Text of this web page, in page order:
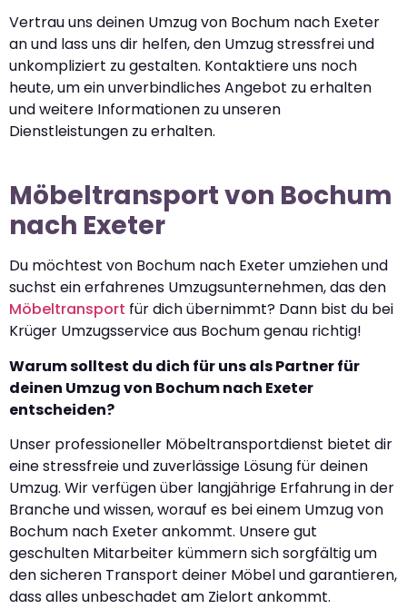
Vertrau uns deinen Umzug von Bochum nach Exeter
an und lass uns dir helfen, den Umzug stressfrei und
unkompliziert zu gestalten. Kontaktiere uns noch
heute, um ein unverbindliches Angebot zu erhalten
und weitere Informationen zu unseren
Dienstleistungen zu erhalten.
Möbeltransport von Bochum
nach Exeter
Du möchtest von Bochum nach Exeter umziehen und
suchst ein erfahrenes Umzugsunternehmen, das den
Möbeltransport für dich übernimmt? Dann bist du bei
Krüger Umzugsservice aus Bochum genau richtig!
Warum solltest du dich für uns als Partner für
deinen Umzug von Bochum nach Exeter
entscheiden?
Unser professioneller Möbeltransportdienst bietet dir
eine stressfreie und zuverlässige Lösung für deinen
Umzug. Wir verfügen über langjährige Erfahrung in der
Branche und wissen, worauf es bei einem Umzug von
Bochum nach Exeter ankommt. Unsere gut
geschulten Mitarbeiter kümmern sich sorgfältig um
den sicheren Transport deiner Möbel und garantieren,
dass alles unbeschadet am Zielort ankommt.